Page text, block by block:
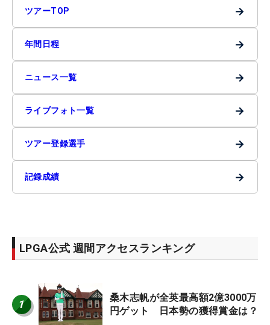
ツアーTOP →
年間日程 →
ニュース一覧 →
ライブフォト一覧 →
ツアー登録選手 →
記録成績 →
LPGA公式 週間アクセスランキング
1
桑木志帆が全英最高額2億3000万
円ゲット 日本勢の獲得賞金は？